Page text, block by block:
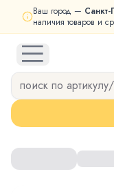
Ваш город — Санкт-
наличия товаров и
open navigation